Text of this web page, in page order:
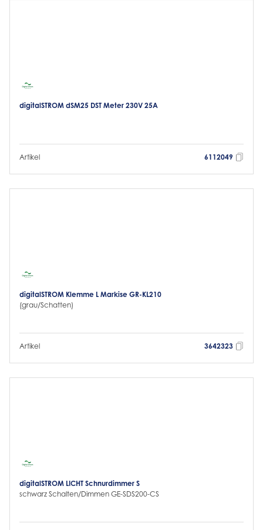
digitalSTROM dSM25 DST Meter 230V 25A
Artikel 6112049
digitalSTROM Klemme L Markise GR-KL210
(grau/Schatten)
Artikel 3642323
digitalSTROM LICHT Schnurdimmer S
schwarz Schalten/Dimmen GE-SDS200-CS